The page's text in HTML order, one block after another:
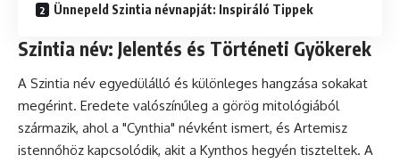
Ünnepeld Szintia névnapját: Inspiráló Tippek
Szintia név: Jelentés és Történeti Gyökerek
A Szintia név egyedülálló és különleges hangzása sokakat
megérint. Eredete valószínűleg a görög mitológiából
származik, ahol a "Cynthia" névként ismert, és Artemisz
istennőhöz kapcsolódik, akit a Kynthos hegyén tiszteltek. A